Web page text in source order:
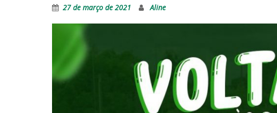
27 de março de 2021 Aline